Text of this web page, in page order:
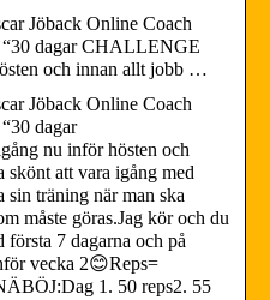
Jöback Online Coach
“30 dagar CHALLENGE
och innan allt jobb …
Jöback Online Coach
dagar
nu inför hösten och
att vara igång med
sin träning när man ska
måste göras.Jag kör och du
första 7 dagarna och på
vecka 2😊Reps=
1. 50 reps2. 55